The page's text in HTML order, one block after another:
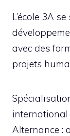
L’école 3A
avec des
projets
international
Alternance :